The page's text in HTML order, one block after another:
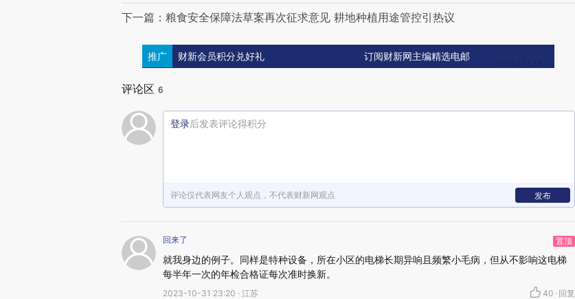
下一篇：粮食安全保障法草案再次征求意见 耕地种植用途管控引热议
推广 财新会员积分兑好礼 订阅财新网主编精选电邮
评论区 6
登录后发表评论得积分
评论仅代表网友个人观点，不代表财新网观点 发布
回来了 置顶
就我身边的例子。同样是特种设备，所在小区的电梯长期异响且频繁小毛病，但从不影响这电梯
每半年一次的年检合格证每次准时换新。
2023-10-31 23:20 · 江苏 40 · 回复